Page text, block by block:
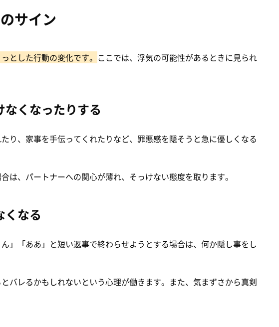
サイン
とした行動の変化です。 ここでは、浮気の可能性があるときに見られ
くなったりする
り、家事を手伝ってくれたりなど、罪悪感を隠そうと急に優しくなる
は、パートナーへの関心が薄れ、そっけない態度を取ります。
くなる
」「ああ」と短い返事で終わらせようとする場合は、何か隠し事をし
バレるかもしれないという心理が働きます。また、気まずさから真剣